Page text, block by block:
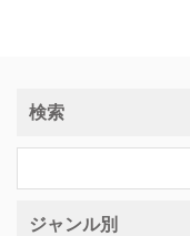
検索
ジャンル別